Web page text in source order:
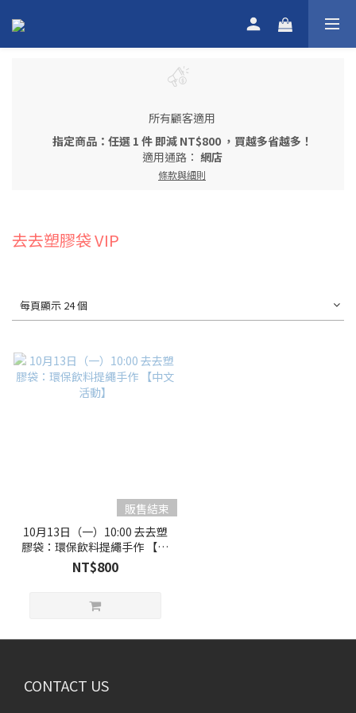
所有顧客適用
指定商品：任選 1 件 即減 NT$800 ，買越多省越多！
適用通路： 網店
條款與細則
去去塑膠袋 VIP
每頁顯示 24 個
販售結束
10月13日（一）10:00 去去塑
膠袋：環保飲料提繩手作 【中
文活動】
NT$800
CONTACT US